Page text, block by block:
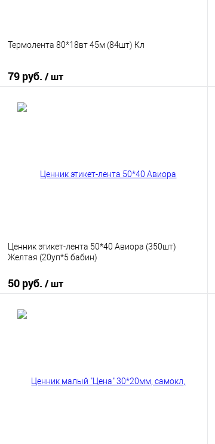
Термолента 80*18вт 45м (84шт) Кл
79 руб. / шт
Ценник этикет-лента 50*40 Авиора (350шт)
Желтая (20уп*5 бабин)
50 руб. / шт